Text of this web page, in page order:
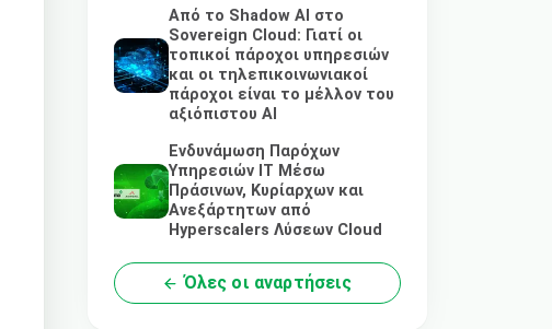
Από το Shadow AI στο
Sovereign Cloud: Γιατί οι
τοπικοί πάροχοι υπηρεσιών
και οι τηλεπικοινωνιακοί
πάροχοι είναι το μέλλον του
αξιόπιστου AI
Ενδυνάμωση Παρόχων
Υπηρεσιών IT Μέσω
Πράσινων, Κυρίαρχων και
Ανεξάρτητων από
Hyperscalers Λύσεων Cloud
Όλες οι αναρτήσεις